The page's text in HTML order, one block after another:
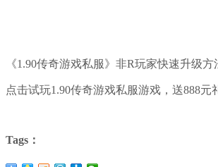
《1.90传奇游戏私服》非R玩家快速升级
点击试玩1.90传奇游戏私服游戏，送888元
Tags：